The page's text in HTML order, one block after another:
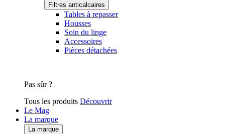
Filtres anticalcaires
Tables à repasser
Housses
Soin du linge
Accessoires
Pièces détachées
Pas sûr ?
Tous les produits Découvrir
Le Mag
La marque
La marque